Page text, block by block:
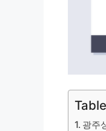
광주